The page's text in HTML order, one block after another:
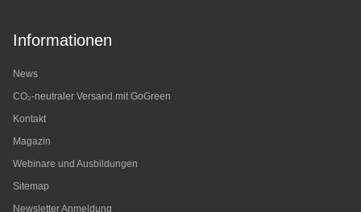
Informationen
News
CO₂-neutraler Versand mit GoGreen
Kontakt
Magazin
Webinare und Ausbildungen
Sitemap
Newsletter Anmeldung